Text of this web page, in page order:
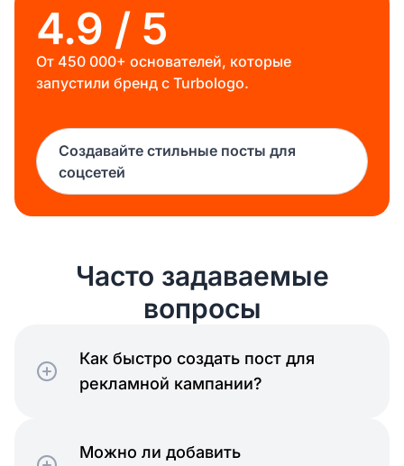
4.9 / 5
От 450 000+ основателей, которые
запустили бренд с Turbologo.
Создавайте стильные посты для
соцсетей
Часто задаваемые
вопросы
Как быстро создать пост для
рекламной кампании?
Можно ли добавить